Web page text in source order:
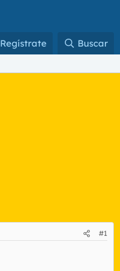
Regístrate Buscar
#1